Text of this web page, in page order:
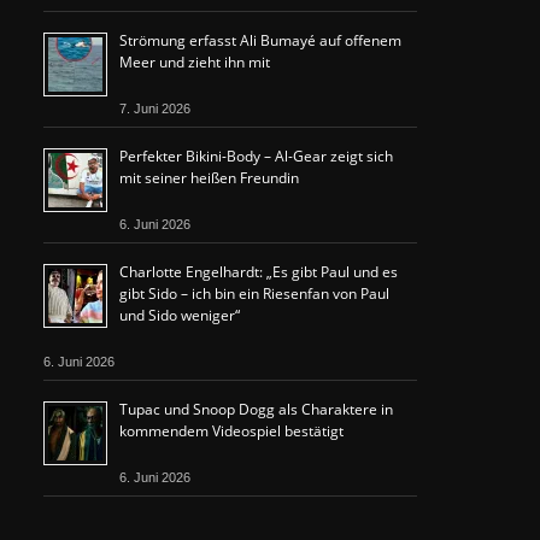
Strömung erfasst Ali Bumayé auf offenem
Meer und zieht ihn mit
7. Juni 2026
Perfekter Bikini-Body – Al-Gear zeigt sich
mit seiner heißen Freundin
6. Juni 2026
Charlotte Engelhardt: „Es gibt Paul und es
gibt Sido – ich bin ein Riesenfan von Paul
und Sido weniger“
6. Juni 2026
Tupac und Snoop Dogg als Charaktere in
kommendem Videospiel bestätigt
6. Juni 2026